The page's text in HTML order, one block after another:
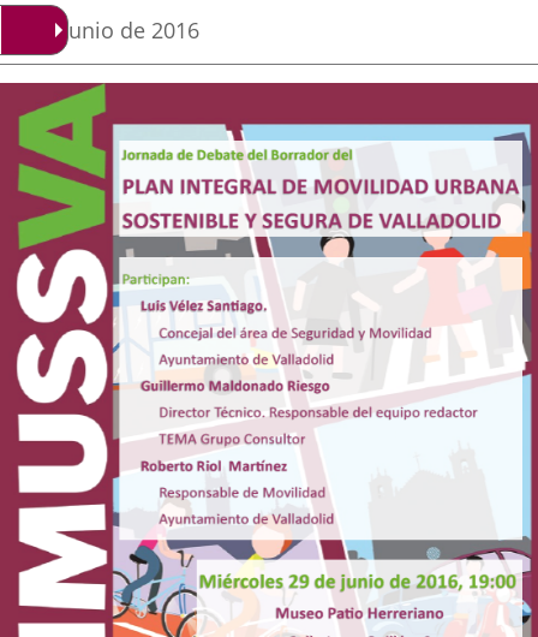
aplicaciónaplicación
Fecha
de
la
noticia
28 de junio de 2016